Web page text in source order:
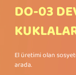
DO-03
El üretimi olan
arada.